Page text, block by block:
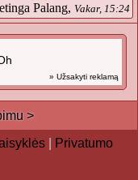
Palang, Vakar, 15:24
» Užsakyti reklamą
>
Privatumo